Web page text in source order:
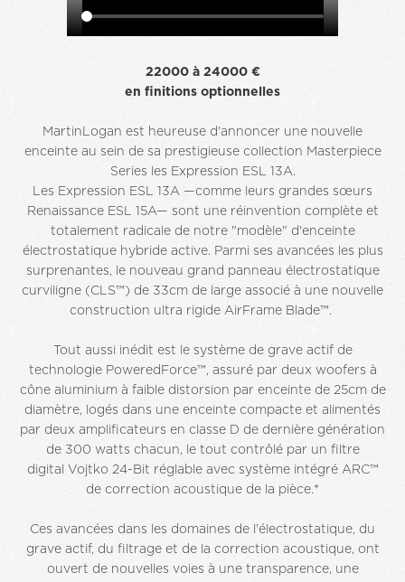
22000 à 24000 €
en finitions optionnelles
MartinLogan est heureuse d'annoncer une nouvelle
enceinte au sein de sa prestigieuse collection Masterpiece
Series les Expression ESL 13A.
Les Expression ESL 13A —comme leurs grandes sœurs
Renaissance ESL 15A— sont une réinvention complète et
totalement radicale de notre "modèle" d'enceinte
électrostatique hybride active. Parmi ses avancées les plus
surprenantes, le nouveau grand panneau électrostatique
curviligne (CLS™) de 33cm de large associé à une nouvelle
construction ultra rigide AirFrame Blade™.
Tout aussi inédit est le système de grave actif de
technologie PoweredForce™, assuré par deux woofers à
cône aluminium à faible distorsion par enceinte de 25cm de
diamètre, logés dans une enceinte compacte et alimentés
par deux amplificateurs en classe D de dernière génération
de 300 watts chacun, le tout contrôlé par un filtre
digital Vojtko 24-Bit réglable avec système intégré ARC™
de correction acoustique de la pièce.*
Ces avancées dans les domaines de l'électrostatique, du
grave actif, du filtrage et de la correction acoustique, ont
ouvert de nouvelles voies à une transparence, une